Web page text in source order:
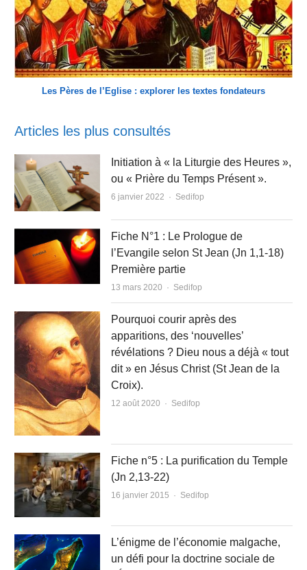
Les Pères de l’Eglise : explorer les textes fondateurs
Articles les plus consultés
Initiation à « la Liturgie des Heures »,
ou « Prière du Temps Présent ».
6 janvier 2022 Author
Sedifop
Fiche N°1 : Le Prologue de
l’Evangile selon St Jean (Jn 1,1-18)
Première partie
13 mars 2020 Author
Sedifop
Pourquoi courir après des
apparitions, des ‘nouvelles’
révélations ? Dieu nous a déjà « tout
dit » en Jésus Christ (St Jean de la
Croix).
12 août 2020 Author
Sedifop
Fiche n°5 : La purification du Temple
(Jn 2,13-22)
16 janvier 2015 Author
Sedifop
L’énigme de l’économie malgache,
un défi pour la doctrine sociale de